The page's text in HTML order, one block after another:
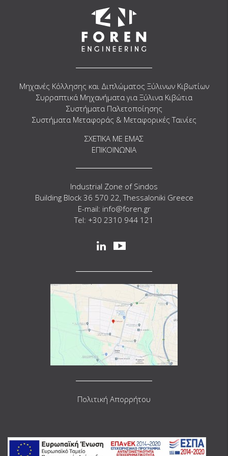
Μηχανές Κόλλησης και Διπλώματος Ξύλινων Κιβωτίων
Συρραπτικά Μηχανήματα για Ξύλινα Κιβώτια
Συστήματα Παλετοποίησης
Συστήματα Μεταφοράς & Μεταφορικές Ταινίες
ΣΧΕΤΙΚΑ ΜΕ ΕΜΑΣ
ΕΠΙΚΟΙΝΩΝΙΑ
Industrial Zone of Sindos
Building Block 36 570 22, Thessaloniki Greece
E-mail: info@foren.gr
Tel: +30 2310 944 121
linkedinyoutube
Πολιτική Απορρήτου